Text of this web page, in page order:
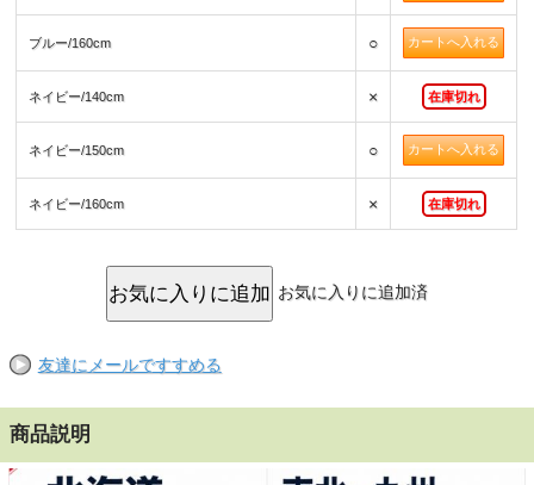
ブルー/160cm ○
ネイビー/140cm × 在庫切れ
ネイビー/150cm ○
ネイビー/160cm × 在庫切れ
お気に入りに追加済
友達にメールですすめる
商品説明